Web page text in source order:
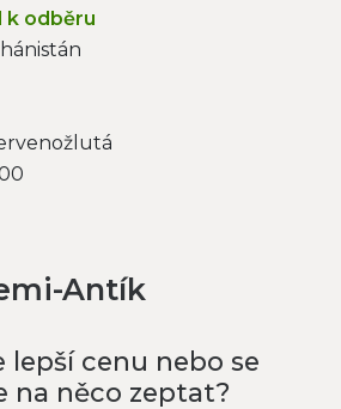
k odběru
Antík
lepší cenu nebo se
na něco zeptat?